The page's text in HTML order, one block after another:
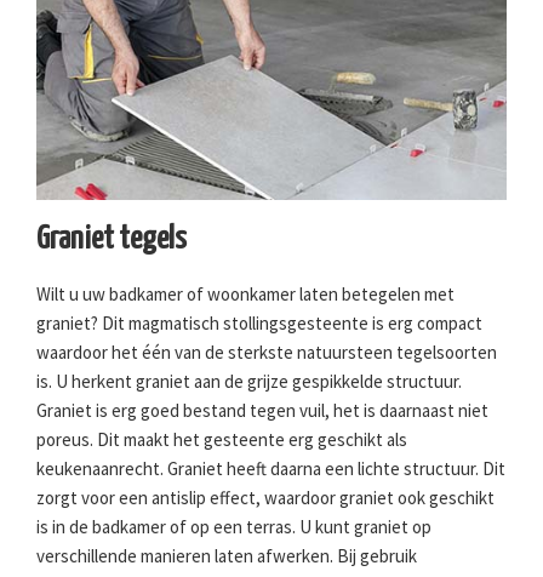
Graniet tegels
Wilt u uw badkamer of woonkamer laten betegelen met
graniet? Dit magmatisch stollingsgesteente is erg compact
waardoor het één van de sterkste natuursteen tegelsoorten
is. U herkent graniet aan de grijze gespikkelde structuur.
Graniet is erg goed bestand tegen vuil, het is daarnaast niet
poreus. Dit maakt het gesteente erg geschikt als
keukenaanrecht. Graniet heeft daarna een lichte structuur. Dit
zorgt voor een antislip effect, waardoor graniet ook geschikt
is in de badkamer of op een terras. U kunt graniet op
verschillende manieren laten afwerken. Bij gebruik